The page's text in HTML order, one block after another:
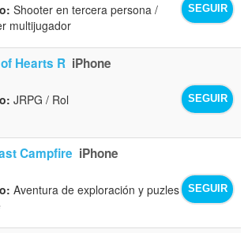
SEGUIR
Shooter en tercera persona /
multijugador
Hearts R iPhone
SEGUIR
JRPG / Rol
Campfire iPhone
SEGUIR
Aventura de exploración y puzles